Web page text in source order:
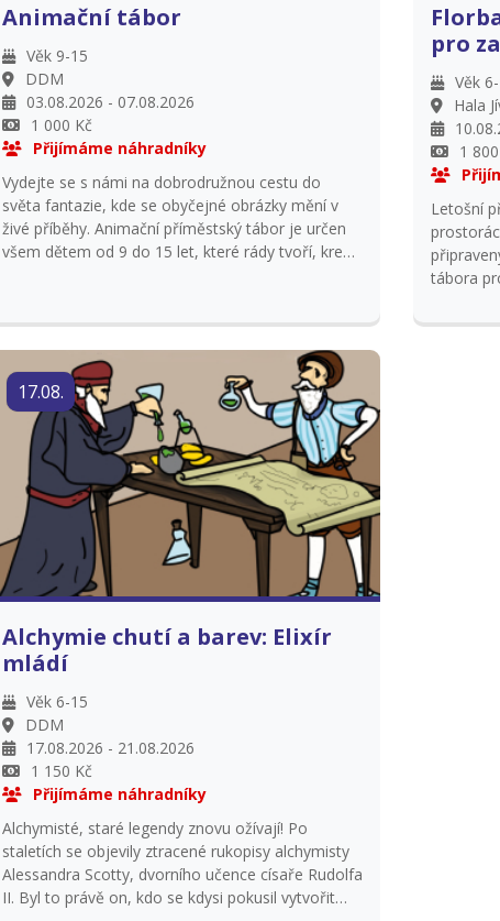
Animační tábor
Věk 9-15
DDM
03.08.2026 - 07.08.2026
1 000 Kč
Přijímáme náhradníky
Vydejte se s námi na dobrodružnou cestu do
světa fantazie, kde se obyčejné obrázky mění v
živé příběhy. Animační příměstský tábor je určen
všem dětem od 9 do 15 let, které rády tvoří, kreslí
platby pouze v případě zajištění náhradníka.
pro
Věk
Hala
1
Letošní
tábora
aktuální
17.08.
Alchymie chutí a barev: Elixír
mládí
Věk 6-15
DDM
17.08.2026 - 21.08.2026
1 150 Kč
Přijímáme náhradníky
Alchymisté, staré legendy znovu ožívají! Po
staletích se objevily ztracené rukopisy alchymisty
Alessandra Scotty, dvorního učence císaře Rudolfa
II. Byl to právě on, kdo se kdysi pokusil vytvořit